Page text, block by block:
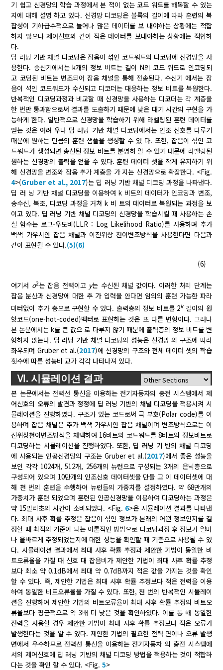
기 쉽고 신경망의 학습 과정에서 본 적이 없는 코드 워드를 해독할 수 있는
지에 대해 설명 하고 있다. 신경망 디코딩은 블록의 길이에 따라 훈련의 복
잡성이 기하급수적으로 늘어나 많은 데이터를 보 내야하는 상황에는 적합
하지 않으나 제어신호와 같이 적은 데이터를 보내야하는 상황에는 적합하
다.
딥 러닝 기반 채널 디코딩은 잡음이 섞인 코드워드의 디코딩에 신경망을 사
용한다. 송신기에서는 k개의 정보 비트는 길이 N의 코드 워드로 인코딩되
고 코딩된 비트는 변조되어 잡음 채널을 통해 전송된다. 수신기 에서는 잡
음이 석인 코드워드가 수신되고 디코더는 대응하는 정보 비트를 복원한다.
반복적인 디코딩과정과 비교할 때 신경망을 사용하는 디코더는 각 계층을
한 번만 통과함으로써 결과를 도출하기 때문에 낮은 대기 시간의 구현을 가
능하게 한다. 일반적으로 신경망을 학습하기 위해 라벨링된 훈련 데이터를
얻는 것은 어려 우나 딥 러닝 기반 채널 디코딩에서는 인조 신호를 다루기
때문에 원하는 만큼의 훈련 샘플을 생성할 수 있 다. 또한, 잡음이 섞인 코
드워드가 생성되면 송신된 정보 비트를 분명히 알 수 있기 때문에 라벨링된
원하는 신경망의 출력을 얻을 수 있다. 훈련 데이터 셋을 작게 유지하기 위
해 신경망을 변조와 잡음 추가 계층을 가 지는 신경망으로 확장한다. <Fig.
4>(Gruber et al., 2017)는 딥 러닝 기반 채널 디코딩 과정을 나타낸다.
딥 러 닝 기반 채널 디코딩을 이용하여 k 비트의 데이터가 인코딩과 변조,
송수신, 복조, 디코딩 과정을 거쳐 k 비 트의 데이터로 복원되는 과정을 보
이고 있다. 딥 러닝 기반 채널 디코딩의 신경망을 학습시킬 때 사용하는 손
실 함수는 로그-우도비(LLR : Log Likelihood Ratio)를 사용하며 추가
백색 가우시안 잡음 채널과 이진위상 천이변조방식을 사용한다면 다음과
같이 표현될 수 있다.(5)(6)
(6)
여기서 σ2는 잡음 전력이고 y는 수신된 채널 값이다. 이러한 처리 단계는
잡음 분산과 신경망에 대한 추 가 입력을 안다면 임의의 훈련 가능한 파라
미터없이 추가 층으로 구현할 수 있다. 출력층의 정보 비트를 2k길이의 원
핫코드(one-hot-coded)벡터로 표현하는 것은 또 다른 변형이다. 그러나
본 논문에서는 k를 큰 값으 로 다루지 않기 때문에 출력층의 정보 비트를 변
형하지 않는다. 딥 러닝 기반 채널 디코딩의 성능은 신경망 의 구조에 따라
좌우되며 Gruber et al.(2017)에 신경망의 구조와 전체 데이터 셋의 학습
횟수에 따른 성능비 교가 각각 나타나져 있다.
Ⅵ. 시뮬레이션 결과
본 논문에서는 전력선 통신을 이용하는 전기자동차의 충전 시스템에서 제
어신호의 오류의 발견과 정정에 딥 러닝 기반의 채널 디코딩을 적용시켜 시
뮬레이션을 진행하였다. 구조가 있는 코드로써 극 부호(Polar code)를 이
용하며 잡음 채널은 추가 백색 가우시안 잡음 채널이며 변조방식으로는 이
진위상천이변조방식을 채택하여 16비트의 코드워드를 8비트의 정보비트로
디코딩하는 시뮬레이션을 진행하였다. 또한, 딥 러닝 기 반의 채널 디코딩
에 사용되는 인공신경망의 구조는 Gruber et al.(2017)에서 좋은 성능을
보인 각각 1024개, 512개, 256개의 뉴런으로 구성되는 3개의 은닉층으로
구성되어 있으며 10만개의 인조신호 데이터셋을 만들 고 이 데이터셋에 대
해 천 번의 훈련을 수행하여 뉴런들의 가중치를 설정하였다. 약 68만개의
가중치가 훈련 되었으며 훈련된 인공신경망을 이용하여 디코딩하는 과정은
약 15밀리초의 시간이 소비되었다. <Fig. 6>은 시뮬레이션 결과를 나타낸
다. 최대 사후 확률 추정은 잡음이 섞인 정보가 본래의 어떤 정보인지를 결
정할 때 최적의 기준이 되는 이론적인 방법으로 디코딩과정 후 정보가 얼마
나 올바르게 추정되었는지에 대한 성능을 확인할 때 기준으로 사용될 수 있
다. 시뮬레이션 결과에서 최대 사후 확률 추정과 제안한 기법이 동일한 비
트오류율을 가질 때 신호 대 잡음비가 제안한 기법이 최대 사후 확률 추정
보다 최소 약 0.1dB에서 최대 약 0.7dB까지 적은 값을 가지는 것을 확인
할 수 있다. 즉, 제안한 기법은 최대 사후 확률 추정보다 적은 전력을 이용
하여 동일한 비트오류율을 가질 수 있다. 또한, 천 번의 반복적인 시뮬레이
션을 진행하여 제안한 기법의 비트오류율이 최대 사후 확률 추정의 비트오
류율보다 평균적으로 약 3배 더 낮은 것을 확인하였다. 이를 통 해 동일한
전력을 사용할 경우 제안한 기법이 최대 사후 확률 추정보다 적은 오류가
발생한다는 것을 알 수 있다. 제안한 기법의 필요한 전력 면이나 오류 발생
면에서 우수하므로 전력선 통신을 이용하는 전기자동차 의 충전 시스템에
서의 제어신호에 딥 러닝 기반의 채널 디코딩 방법을 적용하는 것이 적합하
다는 것을 확인 할 수 있다. <Fig.5>